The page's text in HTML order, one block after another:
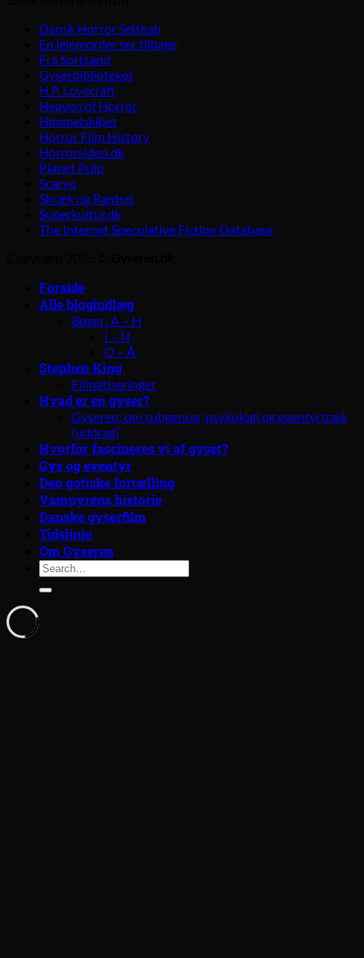
Dansk Horror Selskab
En lejemorder ser tilbage
Fra Sortsand
Gyserbiblioteket
H.P. Lovecraft
Heaven of Horror
Himmelskibet
Horror Film History
Horrorsiden.dk
Planet Pulp
Scaryo
Skræk og Rædsel
Superkultur.dk
The Internet Speculative Fiction Database
Forside
Alle blogindlæg
Bøger: A – H
I – N
O – Å
Stephen King
Filmatiseringer
Hvad er en gyser?
Gyseren: om subgenrer, psykologi og eventyrtræk
(uddrag)
Hvorfor fascineres vi af gyset?
Gys og eventyr
Den gotiske fortælling
Vampyrens historie
Danske gyserfilm
Tidslinje
Om Gyseren